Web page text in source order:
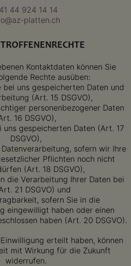
44 924 14 14
platten.ch
Kontaktdaten können Sie
Rechte ausüben:
bei uns gespeicherten Daten und
(Art. 15 DSGVO),
personenbezogener Daten
16 DSGVO),
uns gespeicherten Daten (Art. 17
DSGVO),
sofern wir Ihre
Pflichten noch nicht
(Art. 18 DSGVO),
die Verarbeitung Ihrer Daten bei
21 DSGVO) und
sofern Sie in die
eingewilligt haben oder einen
haben (Art. 20 DSGVO).
erteilt haben, können
mit Wirkung für die Zukunft
widerrufen.